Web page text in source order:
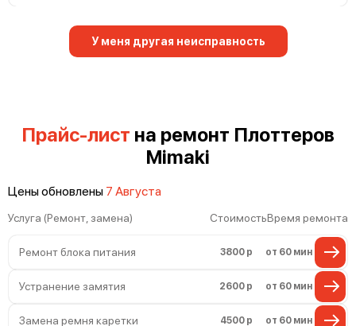
У меня другая неисправность
Прайс-лист на ремонт Плоттеров
Mimaki
Цены обновлены 7 Августа
Услуга (Ремонт, замена) СтоимостьВремя ремонта
Ремонт блока питания 3800 р от 60 мин
Устранение замятия 2600 р от 60 мин
Замена ремня каретки 4500 р от 60 мин